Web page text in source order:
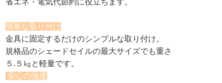
簡単な取り付け
金具に固定するだけのシンプルな取り付け。
規格品のシェードセイルの最大サイズでも重さ
５.５㎏と軽量です。
安心の強度